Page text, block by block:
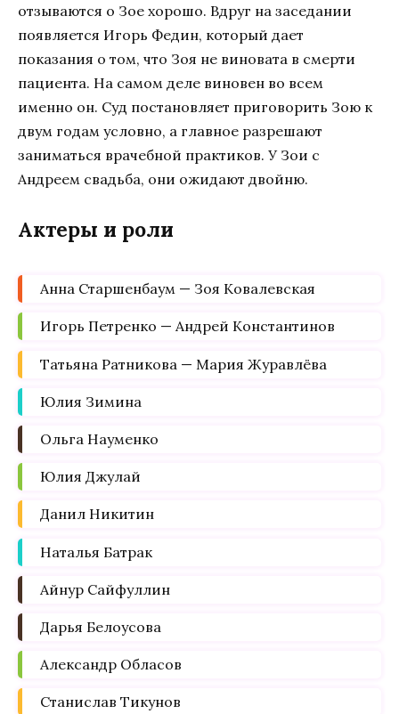
отзываются о Зое хорошо. Вдруг на заседании
появляется Игорь Федин, который дает
показания о том, что Зоя не виновата в смерти
пациента. На самом деле виновен во всем
именно он. Суд постановляет приговорить Зою к
двум годам условно, а главное разрешают
заниматься врачебной практиков. У Зои с
Андреем свадьба, они ожидают двойню.
Актеры и роли
Анна Старшенбаум — Зоя Ковалевская
Игорь Петренко — Андрей Константинов
Татьяна Ратникова — Мария Журавлёва
Юлия Зимина
Ольга Науменко
Юлия Джулай
Данил Никитин
Наталья Батрак
Айнур Сайфуллин
Дарья Белоусова
Александр Обласов
Станислав Тикунов